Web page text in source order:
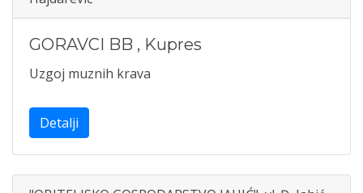
GORAVCI BB , Kupres
Uzgoj muznih krava
Detalji